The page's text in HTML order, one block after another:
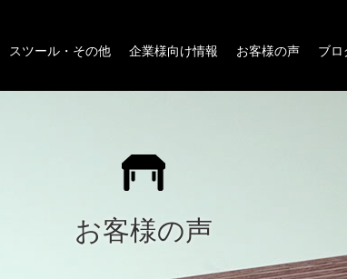
スツール・その他 企業様向け情報 お客様の声 ブロ
お客様の声